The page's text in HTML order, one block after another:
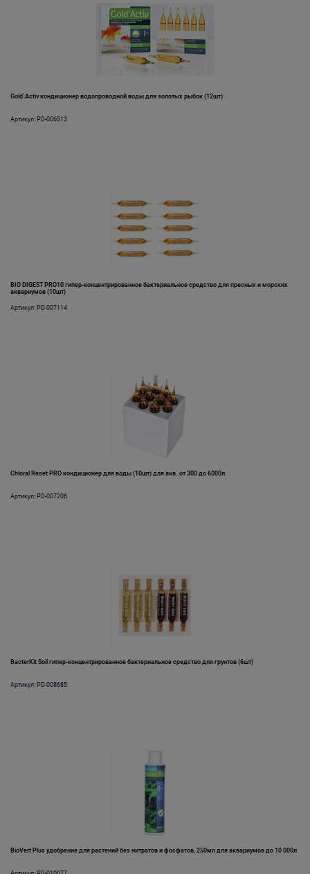
Gold`Activ кондиционер водопроводной воды для золотых рыбок (12шт)
Артикул: PD-006513
BIO DIGEST PRO10 гипер-концентрированное бактериальное средство для пресных и морских
аквариумов (10шт)
Артикул: PD-007114
Chloral Reset PRO кондиционер для воды (10шт) для акв. от 300 до 6000л.
Артикул: PD-007206
BacterKit Soil гипер-концентрированное бактериальное средство для грунтов (6шт)
Артикул: PD-008685
BioVert Plus удобрение для растений без нитратов и фосфатов, 250мл для аквариумов до 10 000л